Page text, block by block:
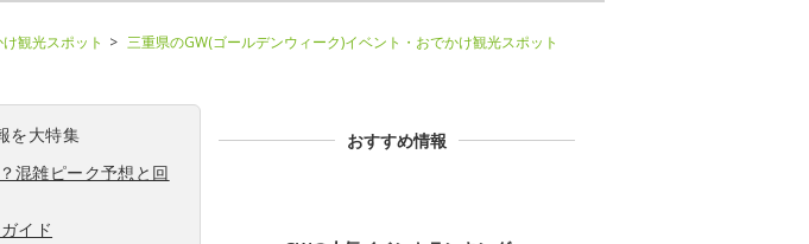
観光スポット
三重県のGW(ゴールデンウィーク)イベント・おでかけ観光スポット
を大特集
混雑ピーク予想と回
イド
おすすめ情報